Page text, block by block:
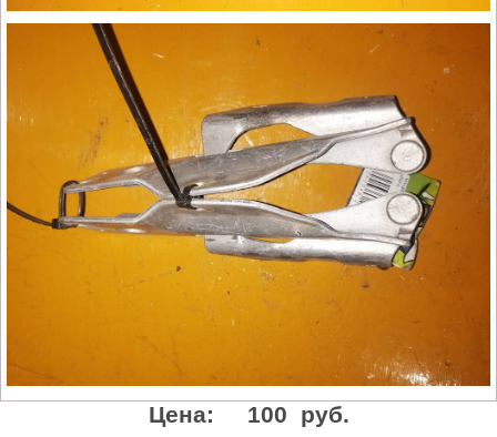
Цена: 100 руб.